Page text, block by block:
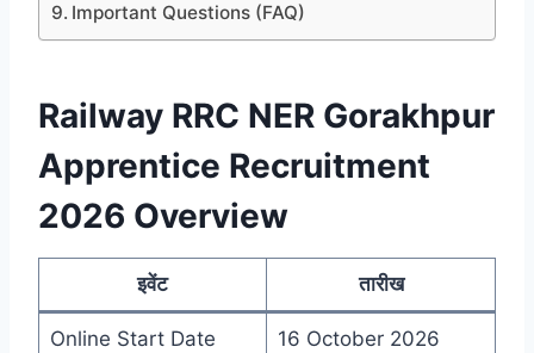
Important Questions (FAQ)
Railway RRC NER Gorakhpur
Apprentice Recruitment
2026 Overview
इवेंट तारीख
Online Start Date 16 October 2026